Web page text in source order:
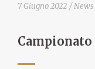
7 Giugno 2022
Campionato